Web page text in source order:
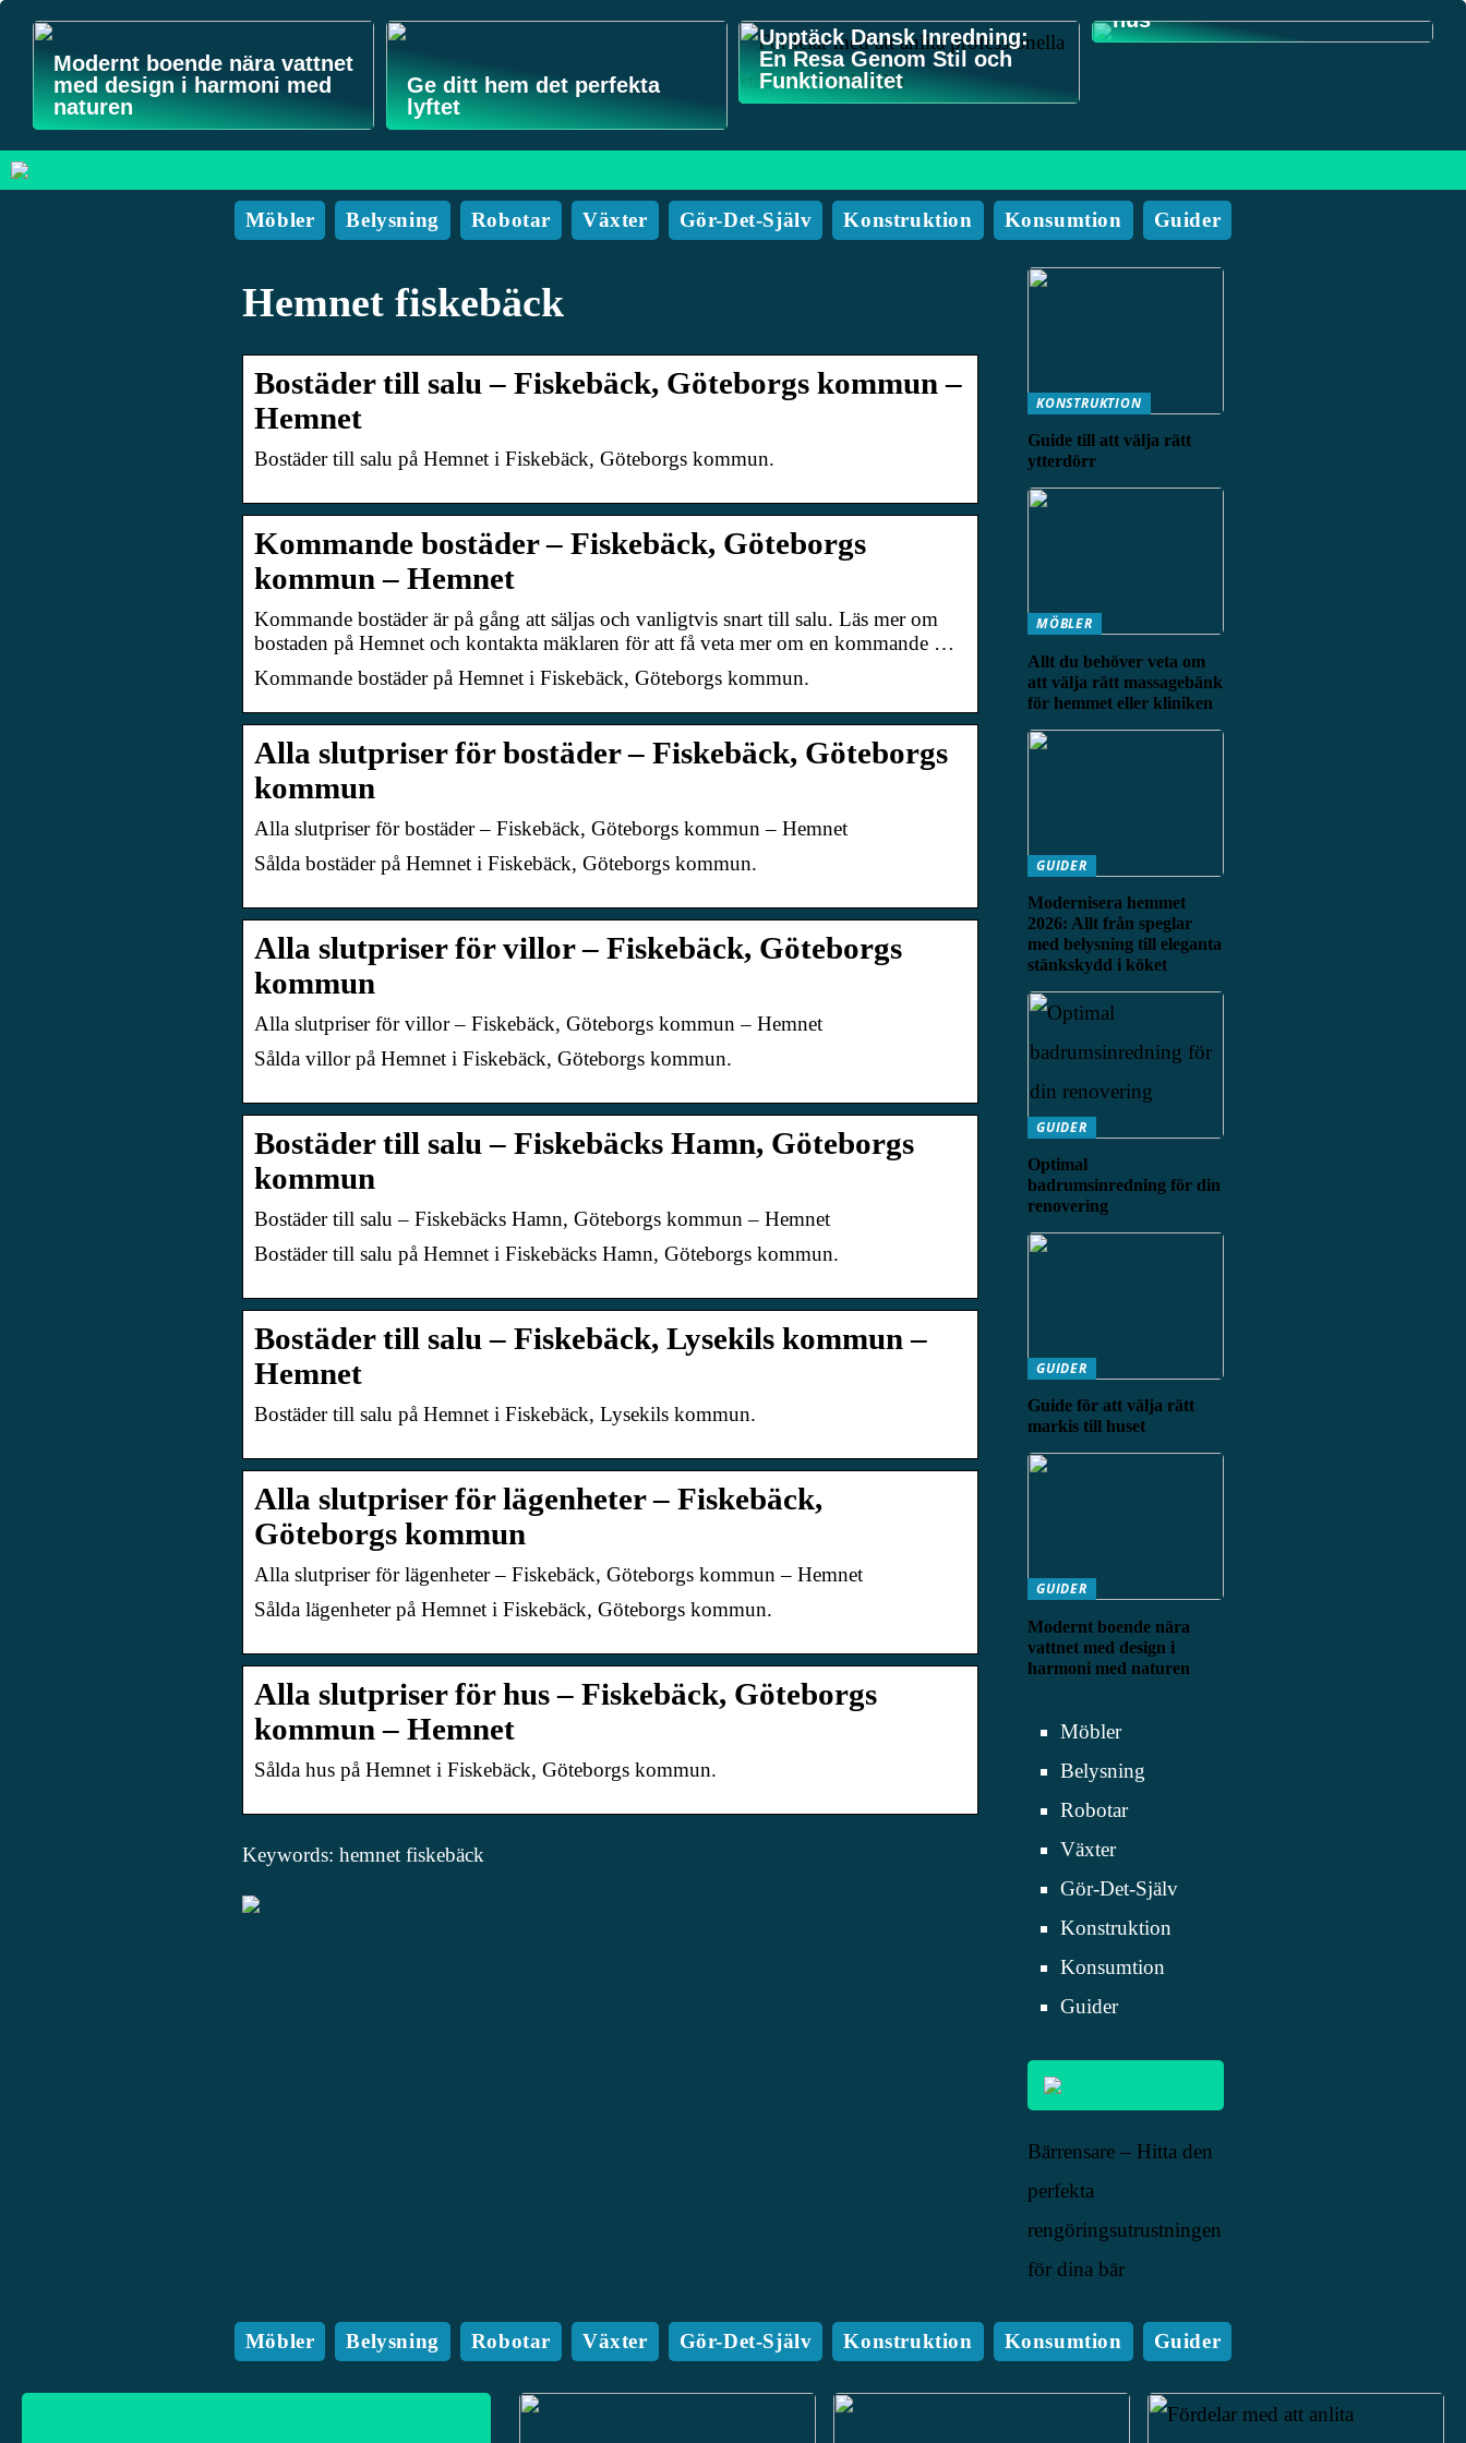
Modernt boende nära vattnet
med design i harmoni med
naturen
Ge ditt hem det perfekta
lyftet
Upptäck Dansk Inredning:
En Resa Genom Stil och
Funktionalitet
hus
Möbler Belysning Robotar Växter Gör-Det-Själv Konstruktion Konsumtion Guider
Hemnet fiskebäck
Bostäder till salu – Fiskebäck, Göteborgs kommun –
Hemnet
Bostäder till salu på Hemnet i Fiskebäck, Göteborgs kommun.
Kommande bostäder – Fiskebäck, Göteborgs
kommun – Hemnet
Kommande bostäder är på gång att säljas och vanligtvis snart till salu. Läs mer om
bostaden på Hemnet och kontakta mäklaren för att få veta mer om en kommande …
Kommande bostäder på Hemnet i Fiskebäck, Göteborgs kommun.
Alla slutpriser för bostäder – Fiskebäck, Göteborgs
kommun
Alla slutpriser för bostäder – Fiskebäck, Göteborgs kommun – Hemnet
Sålda bostäder på Hemnet i Fiskebäck, Göteborgs kommun.
Alla slutpriser för villor – Fiskebäck, Göteborgs
kommun
Alla slutpriser för villor – Fiskebäck, Göteborgs kommun – Hemnet
Sålda villor på Hemnet i Fiskebäck, Göteborgs kommun.
Bostäder till salu – Fiskebäcks Hamn, Göteborgs
kommun
Bostäder till salu – Fiskebäcks Hamn, Göteborgs kommun – Hemnet
Bostäder till salu på Hemnet i Fiskebäcks Hamn, Göteborgs kommun.
Bostäder till salu – Fiskebäck, Lysekils kommun –
Hemnet
Bostäder till salu på Hemnet i Fiskebäck, Lysekils kommun.
Alla slutpriser för lägenheter – Fiskebäck,
Göteborgs kommun
Alla slutpriser för lägenheter – Fiskebäck, Göteborgs kommun – Hemnet
Sålda lägenheter på Hemnet i Fiskebäck, Göteborgs kommun.
Alla slutpriser för hus – Fiskebäck, Göteborgs
kommun – Hemnet
Sålda hus på Hemnet i Fiskebäck, Göteborgs kommun.
Keywords: hemnet fiskebäck
KONSTRUKTION
Guide till att välja rätt
ytterdörr
MÖBLER
Allt du behöver veta om
att välja rätt massagebänk
för hemmet eller kliniken
GUIDER
Modernisera hemmet
2026: Allt från speglar
med belysning till eleganta
stänkskydd i köket
GUIDER
Optimal
badrumsinredning för din
renovering
GUIDER
Guide för att välja rätt
markis till huset
GUIDER
Modernt boende nära
vattnet med design i
harmoni med naturen
Möbler
Belysning
Robotar
Växter
Gör-Det-Själv
Konstruktion
Konsumtion
Guider
Bärrensare – Hitta den
perfekta
rengöringsutrustningen
för dina bär
Möbler Belysning Robotar Växter Gör-Det-Själv Konstruktion Konsumtion Guider